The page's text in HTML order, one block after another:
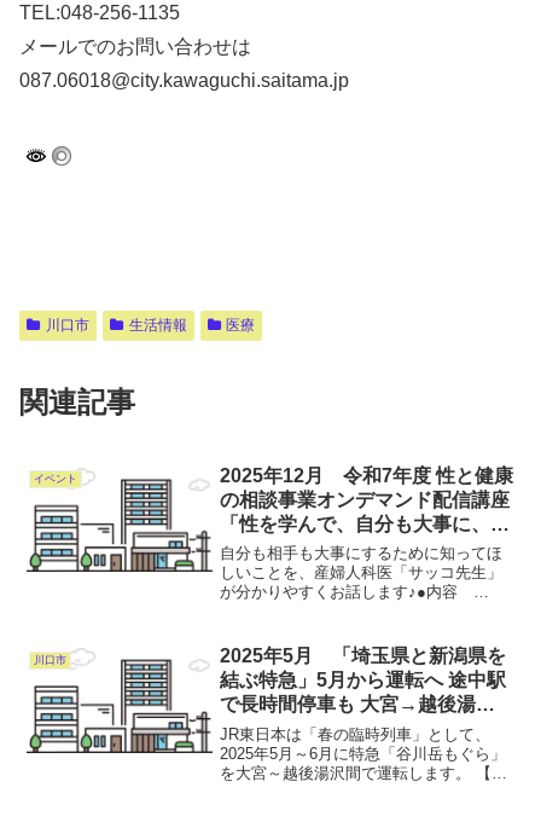
TEL:048-256-1135
メールでのお問い合わせは
087.06018@city.kawaguchi.saitama.jp
川口市 生活情報 医療
関連記事
イベント
2025年12月 令和7年度 性と健康
の相談事業オンデマンド配信講座
「性を学んで、自分も大事に、相
手も大事に」
自分も相手も大事にするために知ってほ
しいことを、産婦人科医「サッコ先生」
が分かりやすくお話します♪●内容
者向け※ご自身が聞きたい内容を選んで
視...
川口市
2025年5月 「埼玉県と新潟県を
結ぶ特急」5月から運転へ 途中駅
で長時間停車も 大宮→越後湯沢
を直通
JR東日本は「春の臨時列車」として、
2025年5月～6月に特急「谷川岳もぐら」
を大宮～越後湯沢間で運転します。 【画